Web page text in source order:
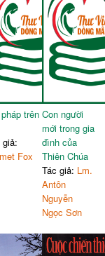
trên
giả:
Fox
Con người
mới trong gia
đình của
Thiên Chúa
Tác giả: Lm.
Antôn
Nguyễn
Ngọc Sơn